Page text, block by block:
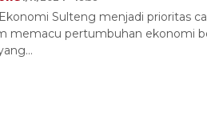
Sulteng menjadi prioritas
memacu pertumbuhan ekonomi